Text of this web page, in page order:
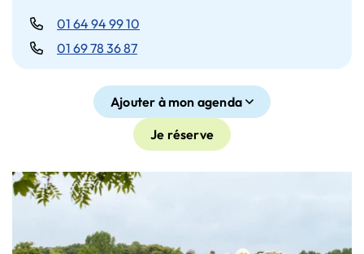
01 64 94 99 10
01 69 78 36 87
Ajouter à mon agenda
Je réserve